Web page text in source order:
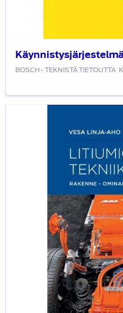
BOSCH - TEKNISTÄ TIETOUTTA